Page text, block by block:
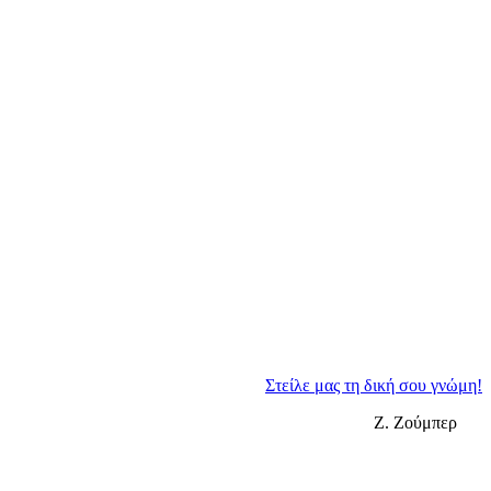
Στείλε μας τη δική σου γνώμη!
Ζ. Ζούμπερ